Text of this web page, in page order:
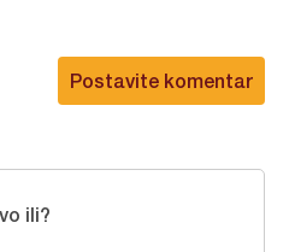
Postavite komentar
ili?